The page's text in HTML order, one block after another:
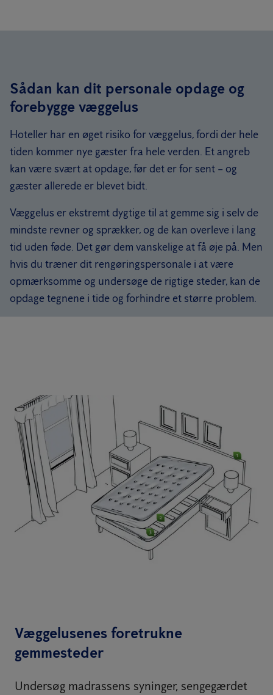
Sådan kan dit personale opdage og
forebygge væggelus
Hoteller har en øget risiko for væggelus, fordi der hele
tiden kommer nye gæster fra hele verden. Et angreb
kan være svært at opdage, før det er for sent – og
gæster allerede er blevet bidt.
Væggelus er ekstremt dygtige til at gemme sig i selv de
mindste revner og sprækker, og de kan overleve i lang
tid uden føde. Det gør dem vanskelige at få øje på. Men
hvis du træner dit rengøringspersonale i at være
opmærksomme og undersøge de rigtige steder, kan de
opdage tegnene i tide og forhindre et større problem.
Væggelusenes foretrukne
gemmesteder
Undersøg madrassens syninger, sengegærdet